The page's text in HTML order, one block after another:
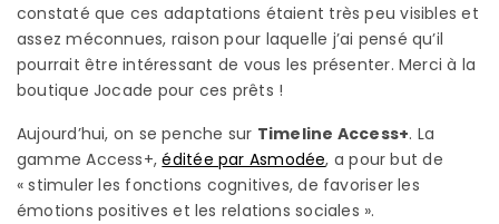
constaté que ces adaptations étaient très peu visibles et
assez méconnues, raison pour laquelle j’ai pensé qu’il
pourrait être intéressant de vous les présenter. Merci à la
boutique Jocade pour ces prêts !
Aujourd’hui, on se penche sur Timeline Access+. La
gamme Access+,éditée par Asmodée, a pour but de
« stimuler les fonctions cognitives, de favoriser les
émotions positives et les relations sociales ».